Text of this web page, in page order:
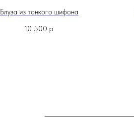
Блуза из тонкого шифона
10 500 р.